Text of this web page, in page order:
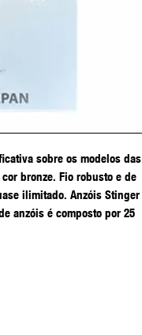
sobre os modelos das
bronze. Fio robusto e de
ilimitado. Anzóis Stinger
anzóis é composto por 25